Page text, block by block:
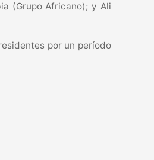
(Grupo Africano); y Ali
por un período